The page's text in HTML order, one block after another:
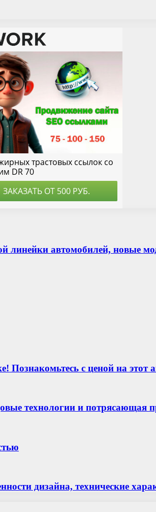
автомобилей, новые
с ценой на этот
технологии и потрясающая
дизайна, технические